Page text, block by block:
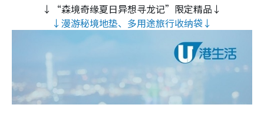
↓“森境奇缘夏日异想寻龙记”限定精品↓
↓漫游秘境地垫、多用途旅行收纳袋↓